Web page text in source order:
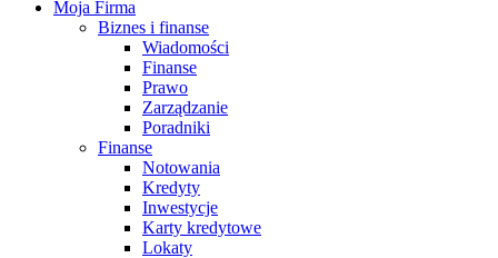
Moja Firma
Biznes i finanse
Wiadomości
Finanse
Prawo
Zarządzanie
Poradniki
Finanse
Notowania
Kredyty
Inwestycje
Karty kredytowe
Lokaty